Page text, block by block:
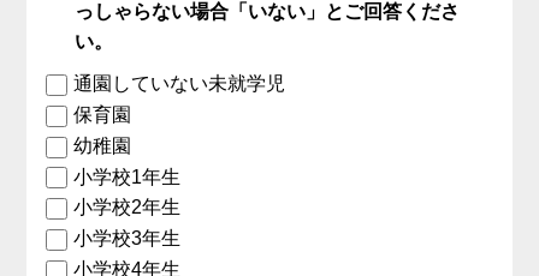
っしゃらない場合「いない」とご回答くださ
い。
通園していない未就学児
保育園
幼稚園
小学校1年生
小学校2年生
小学校3年生
小学校4年生